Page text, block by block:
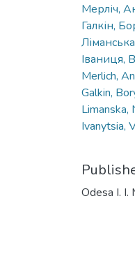
Мерліч,
Галкін,
Іваниця,
Merlich,
Galkin,
Limanska,
Ivanytsia,
Odesa I. I.